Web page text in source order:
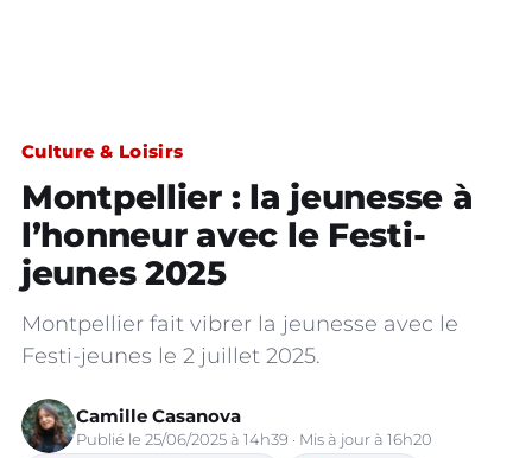
Culture & Loisirs
Montpellier : la jeunesse à
l’honneur avec le Festi-
jeunes 2025
Montpellier fait vibrer la jeunesse avec le
Festi-jeunes le 2 juillet 2025.
Camille Casanova
Publié le 25/06/2025 à 14h39 · Mis à jour à 16h20